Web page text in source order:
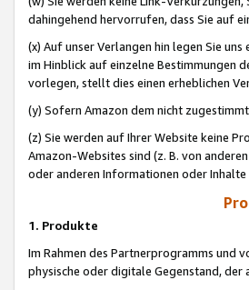
dahingehend hervorrufen, dass Sie auf
(x) Auf unser Verlangen hin legen Sie
im Hinblick auf einzelne Bestimmungen
vorlegen, stellt dies einen erheblichen
(y) Sofern Amazon dem nicht
(z) Sie werden auf Ihrer Website keine
Amazon-Websites sind (z. B. von
oder anderen Informationen oder Inhalte
1. Produkte
Im Rahmen des Partnerprogramms und
physische oder digitale Gegenstand,